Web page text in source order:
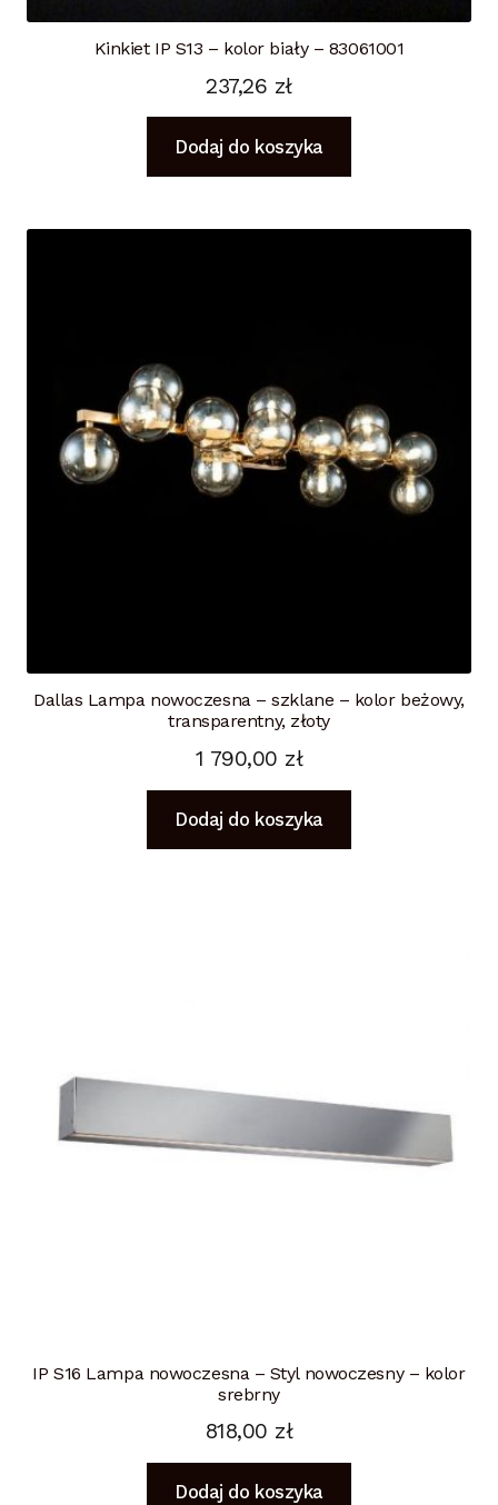
Kinkiet IP S13 – kolor biały – 83061001
237,26 zł
Dodaj do koszyka
Dallas Lampa nowoczesna – szklane – kolor beżowy,
transparentny, złoty
1 790,00 zł
Dodaj do koszyka
IP S16 Lampa nowoczesna – Styl nowoczesny – kolor
srebrny
818,00 zł
Dodaj do koszyka